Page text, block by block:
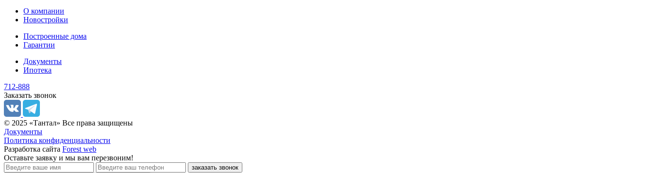
О компании
Новостройки
Построенные дома
Гарантии
Документы
Ипотека
712-888
Заказать звонок
© 2025 «Тантал» Все права защищены
Документы
Политика конфиденциальности
Разработка сайта Forest web
Оставьте заявку и мы вам перезвоним!
заказать звонок